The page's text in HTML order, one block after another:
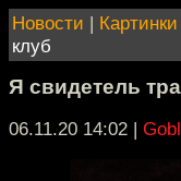
Новости | Картинки
клуб
Я свидетель
06.11.20 14:02 |